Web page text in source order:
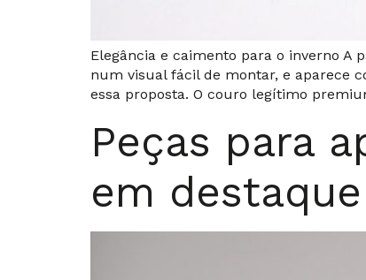
Elegância e caimento para o inverno A
num visual fácil de montar, e aparece
essa proposta. O couro legítimo
Peças para
em